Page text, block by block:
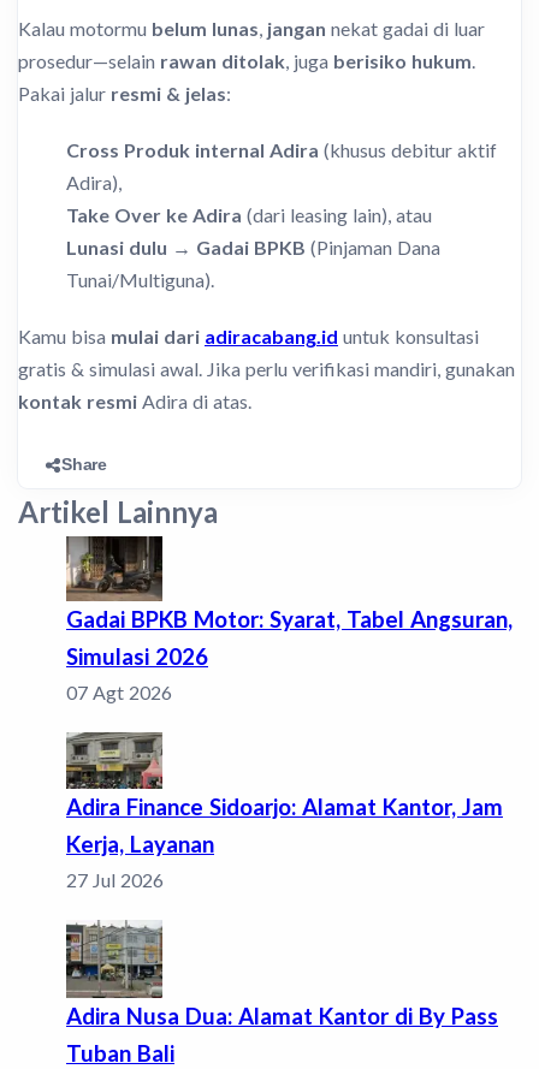
Kalau motormu belum lunas, jangan nekat gadai di luar
prosedur—selain rawan ditolak, juga berisiko hukum.
Pakai jalur resmi & jelas:
Cross Produk internal Adira (khusus debitur aktif
Adira),
Take Over ke Adira (dari leasing lain), atau
Lunasi dulu → Gadai BPKB (Pinjaman Dana
Tunai/Multiguna).
Kamu bisa mulai dari adiracabang.id untuk konsultasi
gratis & simulasi awal. Jika perlu verifikasi mandiri, gunakan
kontak resmi Adira di atas.
Share
Artikel Lainnya
Gadai BPKB Motor: Syarat, Tabel Angsuran,
Simulasi 2026
07 Agt 2026
Adira Finance Sidoarjo: Alamat Kantor, Jam
Kerja, Layanan
27 Jul 2026
Adira Nusa Dua: Alamat Kantor di By Pass
Tuban Bali